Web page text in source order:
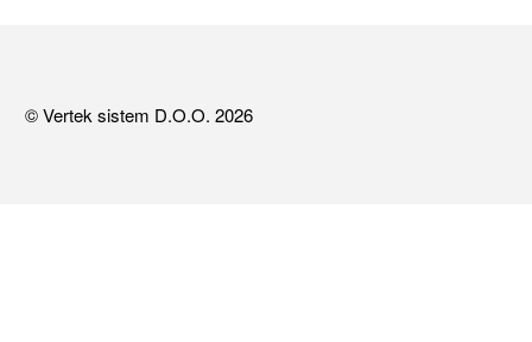
© Vertek sistem D.O.O. 2026